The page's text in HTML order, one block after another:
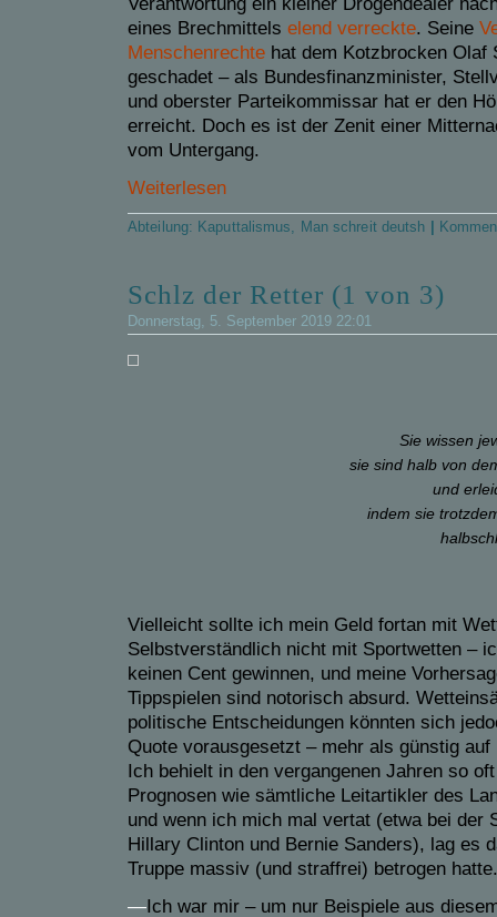
eines Brechmittels elend verreckte. Seine
Menschenrechte hat dem Kotzbrocken Olaf
geschadet – als Bundesfinanzminister,
und oberster Parteikommissar hat er den
erreicht. Doch es ist der Zenit einer
vom Untergang.
Weiterlesen
Abteilung: Kaputtalismus, Man schreit deutsh
Schlz der Retter (1 von 3)
Donnerstag, 5. September 2019 22:01
Sie wissen
sie sind halb von
und
indem sie
Vielleicht sollte ich mein Geld fortan mit
Selbstverständlich nicht mit Sportwetten –
keinen Cent gewinnen, und meine
Tippspielen sind notorisch absurd.
politische Entscheidungen könnten sich
Quote vorausgesetzt – mehr als günstig
Ich behielt in den vergangenen Jahren so
Prognosen wie sämtliche Leitartikler des
und wenn ich mich mal vertat (etwa bei der
Hillary Clinton und Bernie Sanders), lag es
Truppe massiv (und straffrei) betrogen hatte.
—Ich war mir – um nur Beispiele aus